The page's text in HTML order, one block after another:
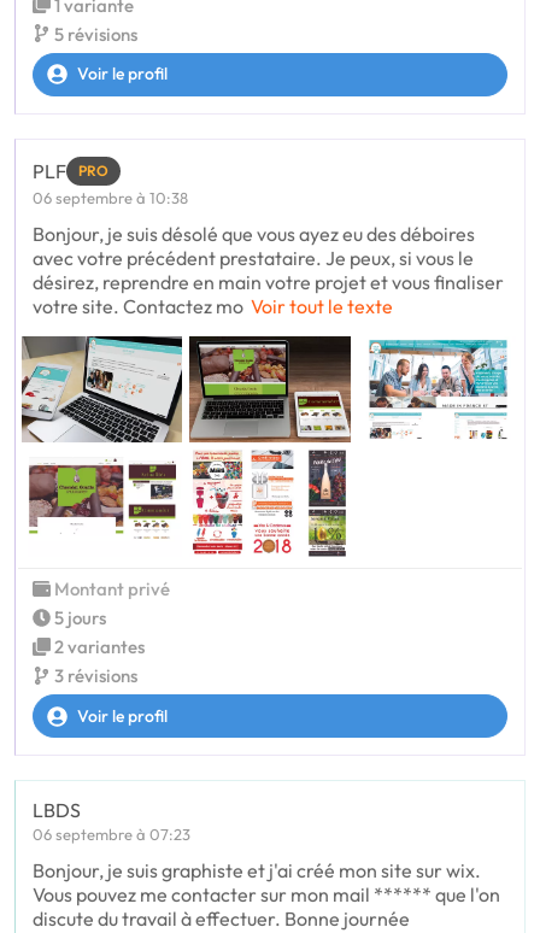
1 variante
5 révisions
Voir le profil
PLF PRO
06 septembre à 10:38
Bonjour, je suis désolé que vous ayez eu des déboires
avec votre précédent prestataire. Je peux, si vous le
désirez, reprendre en main votre projet et vous finaliser
votre site. Contactez mo Voir tout le texte
Montant privé
5 jours
2 variantes
3 révisions
Voir le profil
LBDS
06 septembre à 07:23
Bonjour, je suis graphiste et j'ai créé mon site sur wix.
Vous pouvez me contacter sur mon mail ****** que l'on
discute du travail à effectuer. Bonne journée